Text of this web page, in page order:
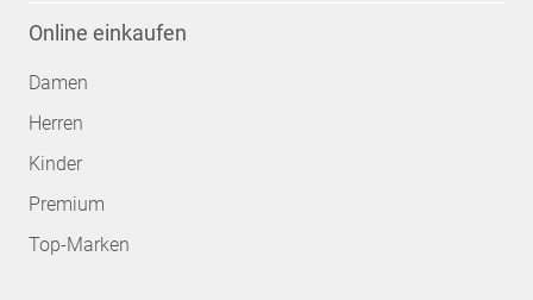
Online einkaufen
Damen
Herren
Kinder
Premium
Top-Marken